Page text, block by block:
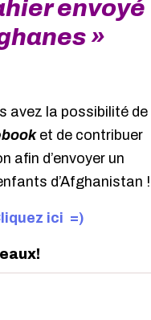
envoyé
»
avez la possibilité de
et de contribuer
afin d’envoyer un
d’Afghanistan !
ici =)